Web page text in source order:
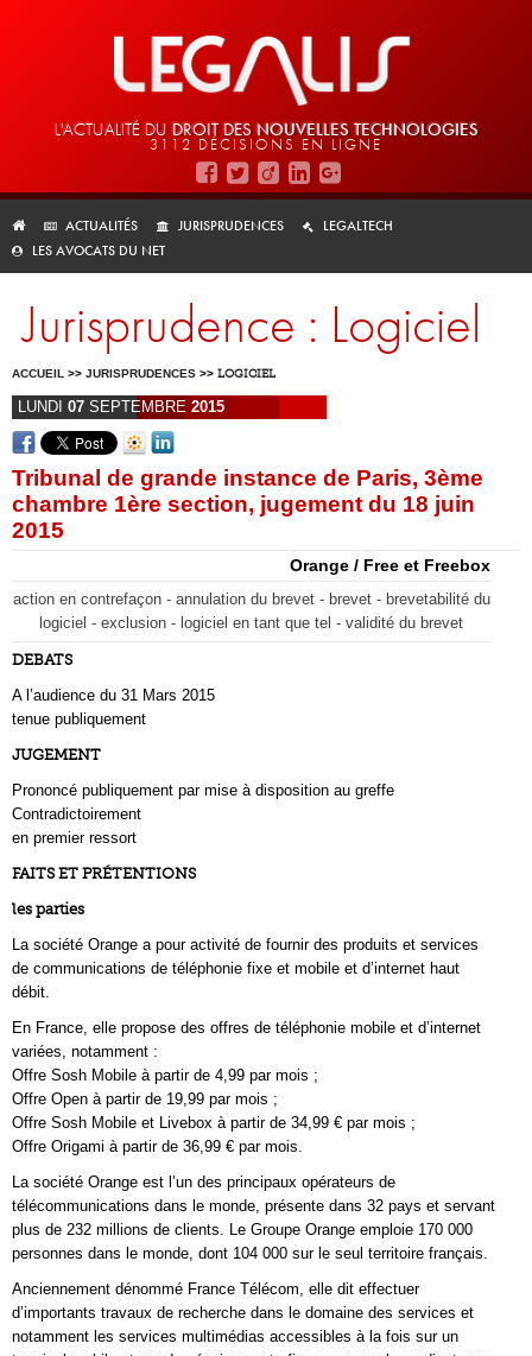
L'ACTUALITÉ DU DROIT DES NOUVELLES TECHNOLOGIES
3112 DÉCISIONS EN LIGNE
ACTUALITÉS JURISPRUDENCES
LEGALTECH
LES AVOCATS DU NET
Jurisprudence : Logiciel
ACCUEIL >> JURISPRUDENCES >> LOGICIEL
LUNDI 07 SEPTEMBRE 2015
Tribunal de grande instance de Paris, 3ème
chambre 1ère section, jugement du 18 juin
2015
Orange / Free et Freebox
action en contrefaçon - annulation du brevet - brevet - brevetabilité du
logiciel - exclusion - logiciel en tant que tel - validité du brevet
DEBATS
A l’audience du 31 Mars 2015
tenue publiquement
JUGEMENT
Prononcé publiquement par mise à disposition au greffe
Contradictoirement
en premier ressort
FAITS ET PRÉTENTIONS
les parties
La société Orange a pour activité de fournir des produits et services
de communications de téléphonie fixe et mobile et d’internet haut
débit.
En France, elle propose des offres de téléphonie mobile et d’internet
variées, notamment :
Offre Sosh Mobile à partir de 4,99 par mois ;
Offre Open à partir de 19,99 par mois ;
Offre Sosh Mobile et Livebox à partir de 34,99 € par mois ;
Offre Origami à partir de 36,99 € par mois.
La société Orange est l’un des principaux opérateurs de
télécommunications dans le monde, présente dans 32 pays et servant
plus de 232 millions de clients. Le Groupe Orange emploie 170 000
personnes dans le monde, dont 104 000 sur le seul territoire français.
Anciennement dénommé France Télécom, elle dit effectuer
d’importants travaux de recherche dans le domaine des services et
notamment les services multimédias accessibles à la fois sur un